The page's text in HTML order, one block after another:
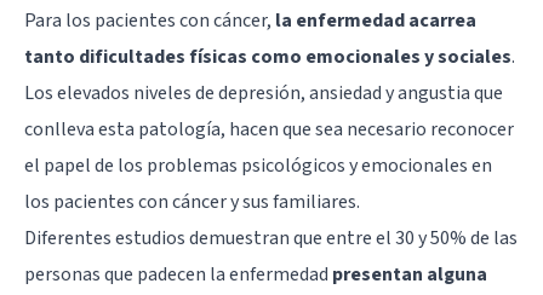
Para los pacientes con cáncer, la enfermedad acarrea
tanto dificultades físicas como emocionales y sociales.
Los elevados niveles de depresión,ansiedady angustia que
conlleva esta patología, hacen que sea necesario reconocer
el papel de los problemas psicológicos y emocionales en
los pacientes con cáncer y sus familiares.
Diferentes estudios demuestran que entre el 30 y 50% de las
personas que padecen la enfermedad presentan alguna